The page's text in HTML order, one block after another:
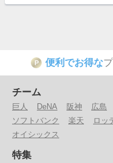
P 便利でお得な
チーム
巨人 DeNA 阪神 広島
ソフトバンク
楽天 ロッ
オイシックス
特集